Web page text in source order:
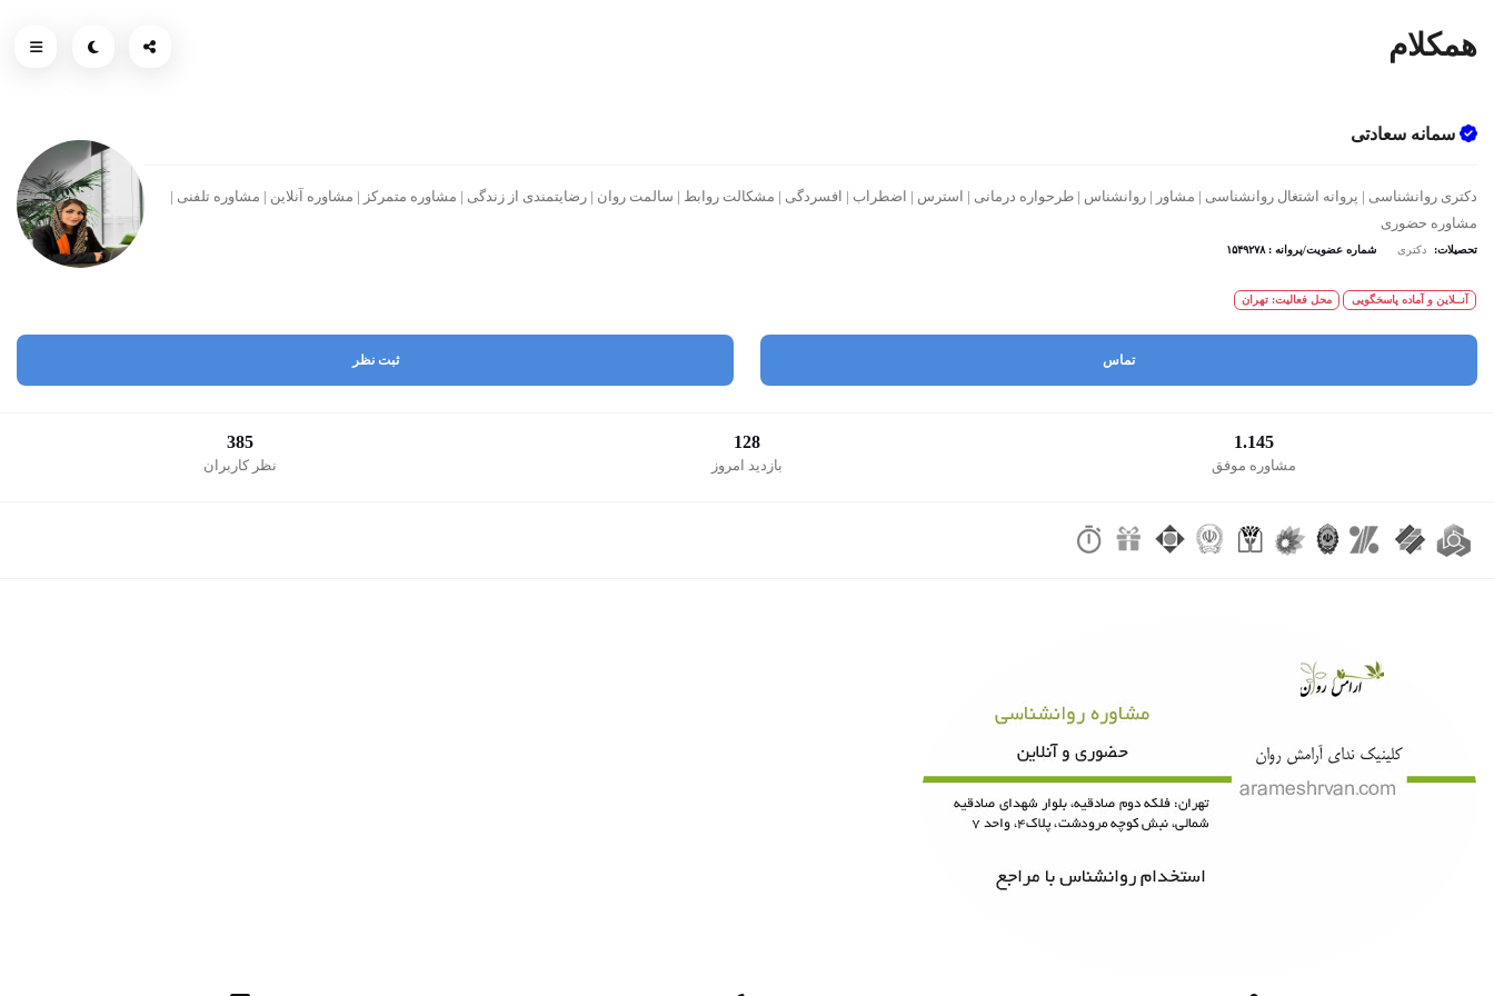
همکلام
سمانه سعادتی
دکتری روانشناسی | پروانه اشتغال روانشناسی | مشاور | روانشناس | طرحواره درمانی | استرس | اضطراب | افسردگی | مشکالت روابط | سالمت روان | رضایتمندی از زندگی | مشاوره متمرکز | مشاوره آنلاین | مشاوره تلفنی |
مشاوره حضوری
تحصیلات: دکتری شماره عضویت/پروانه : ۱۵۴۹۲۷۸
آنــلاین و آماده پاسخگویی محل فعالیت: تهران
تماس ثبت نظر
1.145
مشاوره موفق
128
بازدید امروز
385
نظر کاربران